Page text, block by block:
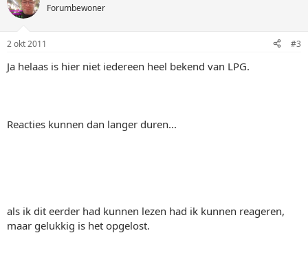
Forumbewoner
2 okt 2011 #3
Ja helaas is hier niet iedereen heel bekend van LPG.
Reacties kunnen dan langer duren...
als ik dit eerder had kunnen lezen had ik kunnen reageren,
maar gelukkig is het opgelost.